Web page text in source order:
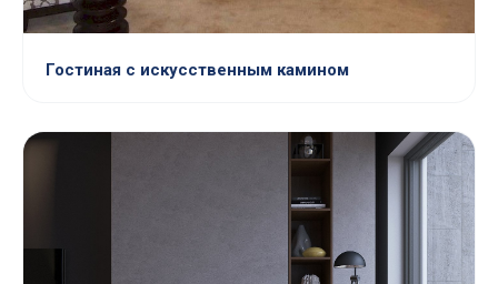
Гостиная с искусственным камином